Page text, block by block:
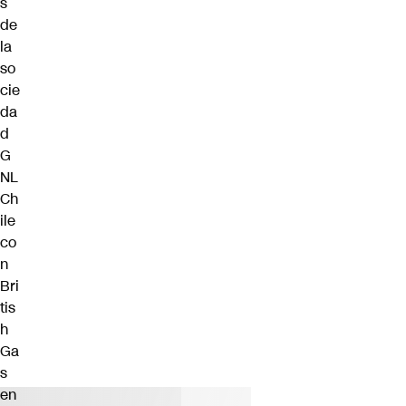
de
la
so
cie
da
d
G
NL
Ch
ile
co
n
Bri
tis
h
Ga
s
en